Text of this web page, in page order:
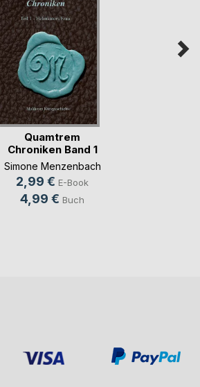
Quamtrem
Chroniken Band 1
Simone Menzenbach
2,99 € E-Book
4,99 € Buch